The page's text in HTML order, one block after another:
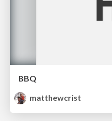
BBQ
matthewcrist